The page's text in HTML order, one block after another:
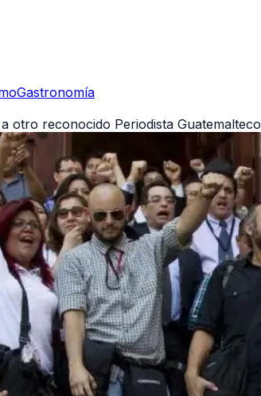
Gastronomía
otro reconocido Periodista Guatemalteco